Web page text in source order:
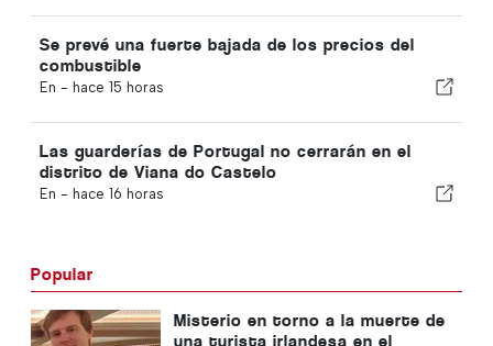
Se prevé una fuerte bajada de los precios del
combustible
En - hace 15 horas
Las guarderías de Portugal no cerrarán en el
distrito de Viana do Castelo
En - hace 16 horas
Popular
Misterio en torno a la muerte de
una turista irlandesa en el